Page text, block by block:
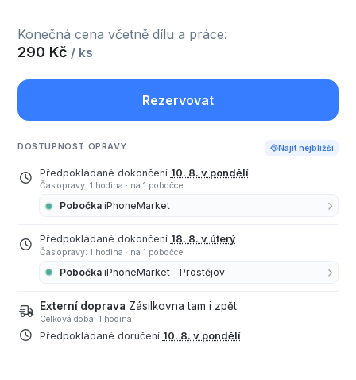
Konečná cena včetně dílu a práce:
290 Kč / ks
Rezervovat
DOSTUPNOST OPRAVY Najít nejbližší
Předpokládané dokončení 10. 8. v pondělí
Čas opravy: 1 hodina · na 1 pobočce
Pobočka iPhoneMarket
Předpokládané dokončení 18. 8. v úterý
Čas opravy: 1 hodina · na 1 pobočce
Pobočka iPhoneMarket - Prostějov
Externí doprava Zásilkovna tam i zpět
Celková doba: 1 hodina
Předpokládané doručení 10. 8. v pondělí